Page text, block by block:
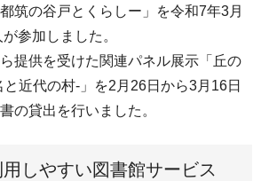
筑の谷戸とくらしー」を令和7年3月
参加しました。
提供を受けた関連パネル展示「丘の
近代の村-」を2月26日から3月16日
の貸出を行いました。
しやすい図書館サービス